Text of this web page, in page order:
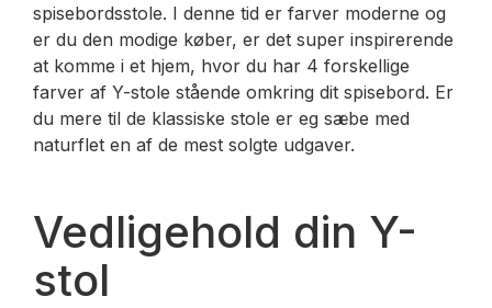
spisebordsstole. I denne tid er farver moderne og
er du den modige køber, er det super inspirerende
at komme i et hjem, hvor du har 4 forskellige
farver af Y-stole stående omkring dit spisebord. Er
du mere til de klassiske stole er eg sæbe med
naturflet en af de mest solgte udgaver.
Vedligehold din Y-
stol